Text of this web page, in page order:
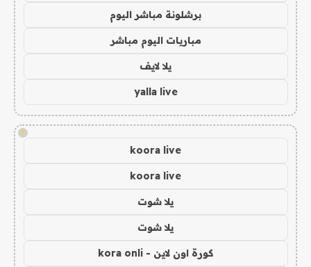
برشلونة مباشر اليوم
مباريات اليوم مباشر
يلا لايف
yalla live
!
koora live
koora live
يلا شوت
يلا شوت
كورة اون لاين - kora onli